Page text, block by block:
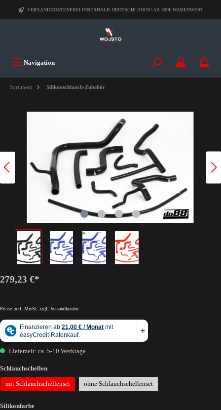
VERSANDKOSTENFREI INNERHALB DEUTSCHLANDS! AB 300€ WARENWERT
Navigation
Sortiment Silikonschlauch-Zubehör
279,23 €*
Preise inkl. MwSt. zzgl. Versandkosten
Lieferzeit: ca. 5-10 Werktage
Schlauchschellen
mit Schlauchschellenset ohne Schlauchschellenset
Silikonfarbe